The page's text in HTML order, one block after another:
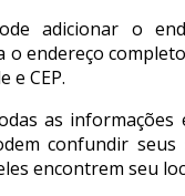
adicionar o
o endereço
e CEP.
as informações
confundir seus
encontrem seu